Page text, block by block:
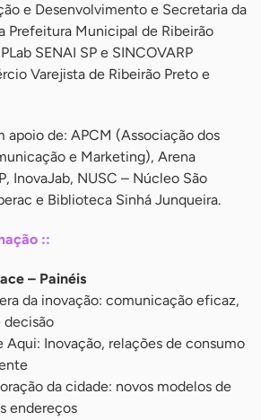
e Desenvolvimento e Secretaria da
Prefeitura Municipal de Ribeirão
SENAI SP e SINCOVARP
Varejista de Ribeirão Preto e
apoio de: APCM (Associação dos
e Marketing), Arena
InovaJab, NUSC – Núcleo São
e Biblioteca Sinhá Junqueira.
::
– Painéis
da inovação: comunicação eficaz,
decisão
Aqui: Inovação, relações de consumo
da cidade: novos modelos de
endereços